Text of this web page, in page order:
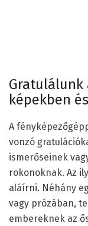
Gratulálunk
képekben
A
vonzó
ismerőseinek
rokonoknak. Az
aláírni. Néhány
vagy prózában,
embereknek az